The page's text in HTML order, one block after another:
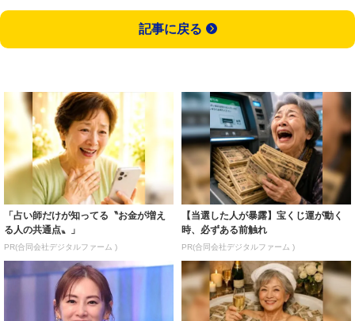
記事に戻る
「占い師だけが知ってる〝お金が増え
る人の共通点〟」
PR(合同会社デジタルファーム )
【当選した人が暴露】宝くじ運が動く
時、必ずある前触れ
PR(合同会社デジタルファーム )